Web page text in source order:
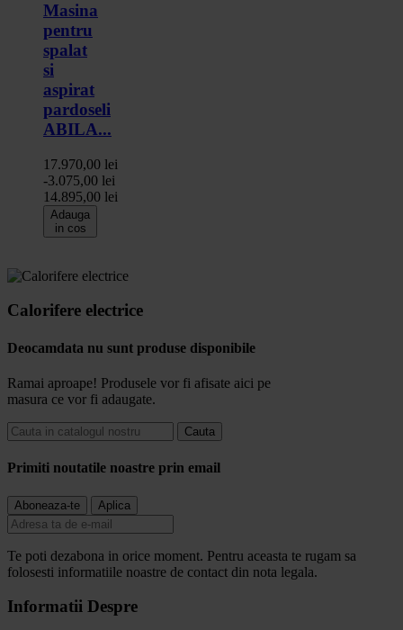
Masina
pentru
spalat
si
aspirat
pardoseli
ABILA...
17.970,00 lei
-3.075,00 lei
14.895,00 lei
Adauga
in cos
Calorifere electrice
Deocamdata nu sunt produse disponibile
Ramai aproape! Produsele vor fi afisate aici pe
masura ce vor fi adaugate.
Cauta
Primiti noutatile noastre prin email
Te poti dezabona in orice moment. Pentru aceasta te rugam sa
folosesti informatiile noastre de contact din nota legala.
Informatii Despre